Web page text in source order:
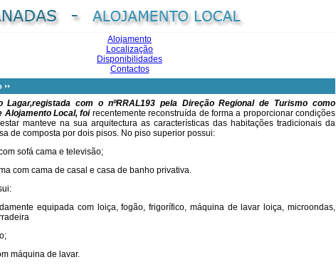
Alojamento
Localização
Disponibilidades
Contactos
Lagar,registada com o nºRRAL193 pela Direção Regional de Turismo como
Alojamento Local, foi recentemente reconstruída de forma a proporcionar condições
manteve na sua arquitectura as características das habitações tradicionais da
de composta por dois pisos. No piso superior possui:
sofá cama e televisão;
com cama de casal e casa de banho privativa.
equipada com loiça, fogão, frigorífico, máquina de lavar loiça, microondas,
máquina de lavar.